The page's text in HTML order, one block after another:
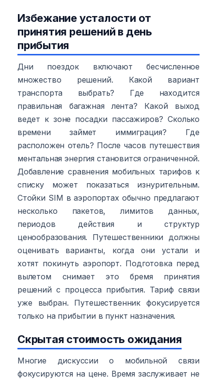
Избежание усталости от
принятия решений в день
прибытия
Дни поездок включают бесчисленное
множество решений. Какой вариант
транспорта выбрать? Где находится
правильная багажная лента? Какой выход
ведет к зоне посадки пассажиров? Сколько
времени займет иммиграция? Где
расположен отель? После часов путешествия
ментальная энергия становится ограниченной.
Добавление сравнения мобильных тарифов к
списку может показаться изнурительным.
Стойки SIM в аэропортах обычно предлагают
несколько пакетов, лимитов данных,
периодов действия и структур
ценообразования. Путешественники должны
оценивать варианты, когда они устали и
хотят покинуть аэропорт. Подготовка перед
вылетом снимает это бремя принятия
решений с процесса прибытия. Тариф связи
уже выбран. Путешественник фокусируется
только на прибытии в пункт назначения.
Скрытая стоимость ожидания
Многие дискуссии о мобильной связи
фокусируются на цене. Время заслуживает не